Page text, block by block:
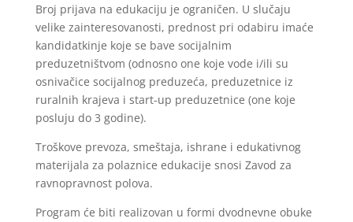
Broj prijava na edukaciju je ograničen. U slučaju
velike zainteresovanosti, prednost pri odabiru imaće
kandidatkinje koje se bave socijalnim
preduzetništvom (odnosno one koje vode i/ili su
osnivačice socijalnog preduzeća, preduzetnice iz
ruralnih krajeva i start-up preduzetnice (one koje
posluju do 3 godine).
Troškove prevoza, smeštaja, ishrane i edukativnog
materijala za polaznice edukacije snosi Zavod za
ravnopravnost polova.
Program će biti realizovan u formi dvodnevne obuke